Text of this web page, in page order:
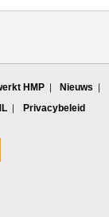
HMP
Nieuws
Privacybeleid